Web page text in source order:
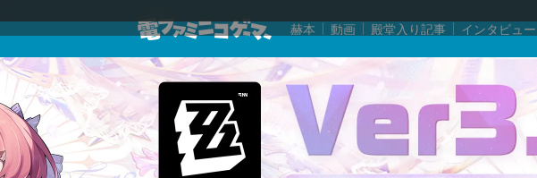
赫本 動画 殿堂入り記事 インタビュー